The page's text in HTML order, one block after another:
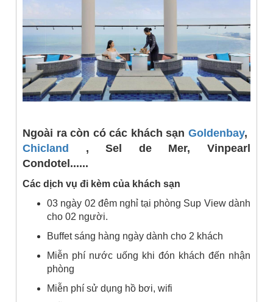
Ngoài ra còn có các khách sạn Goldenbay,
Chicland
, Sel de Mer, Vinpearl
Condotel......
Các dịch vụ đi kèm của khách sạn
03 ngày 02 đêm nghỉ tại phòng Sup View dành
cho 02 người.
Buffet sáng hàng ngày dành cho 2 khách
Miễn phí nước uống khi đón khách đến nhận
phòng
Miễn phí sử dụng hồ bơi, wifi